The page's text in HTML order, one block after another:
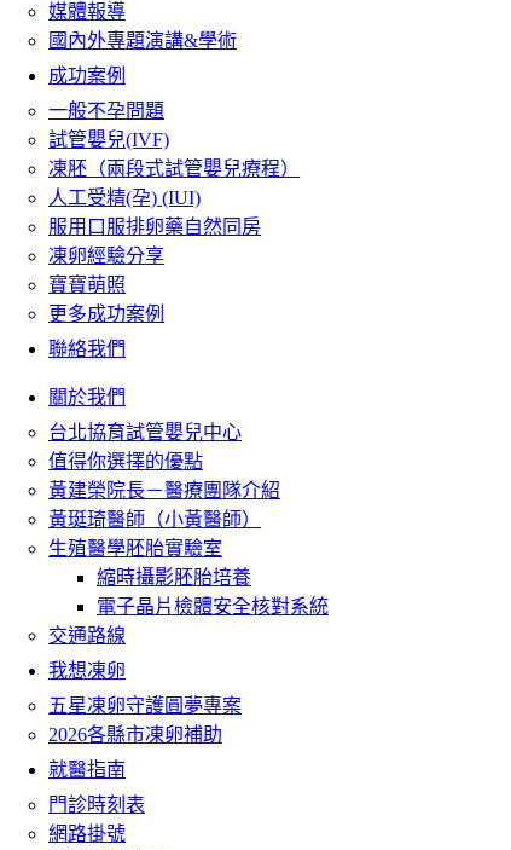
媒體報導
國內外專題演講&學術
成功案例
一般不孕問題
試管嬰兒(IVF)
凍胚（兩段式試管嬰兒療程）
人工受精(孕) (IUI)
服用口服排卵藥自然同房
凍卵經驗分享
寶寶萌照
更多成功案例
聯絡我們
關於我們
台北協育試管嬰兒中心
值得你選擇的優點
黃建榮院長－醫療團隊介紹
黃珽琦醫師（小黃醫師）
生殖醫學胚胎實驗室
縮時攝影胚胎培養
電子晶片檢體安全核對系統
交通路線
我想凍卵
五星凍卵守護圓夢專案
2026各縣市凍卵補助
就醫指南
門診時刻表
網路掛號